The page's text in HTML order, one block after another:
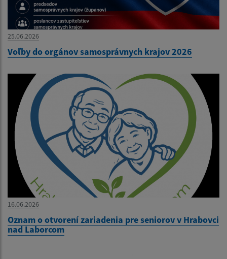
25.06.2026
Voľby do orgánov samosprávnych krajov 2026
16.06.2026
Oznam o otvorení zariadenia pre seniorov v Hrabovci
nad Laborcom